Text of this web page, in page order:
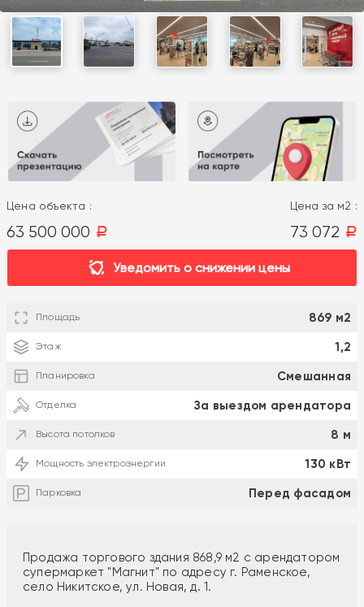
Цена объекта :
63 500 000 a
Цена за м2 :
73 072 a
Уведомить о снижении цены
Площадь 869 м2
Этаж 1,2
Планировка Смешанная
Отделка За выездом арендатора
Высота потолков 8 м
Мощность электроэнергии 130 кВт
Парковка Перед фасадом
Продажа торгового здания 868,9 м2 с арендатором
супермаркет "Магнит" по адресу г. Раменское,
село Никитское, ул. Новая, д. 1.